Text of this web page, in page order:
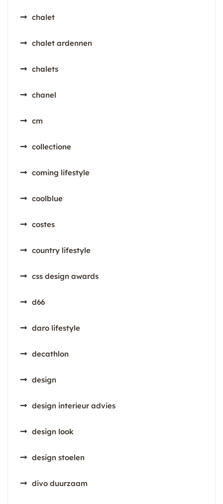
chalet
chalet ardennen
chalets
chanel
cm
collectione
coming lifestyle
coolblue
costes
country lifestyle
css design awards
d66
daro lifestyle
decathlon
design
design interieur advies
design look
design stoelen
divo duurzaam